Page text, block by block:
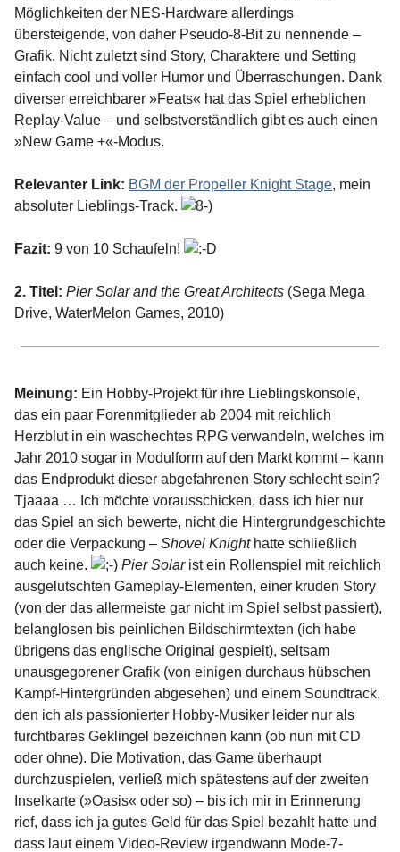
Möglichkeiten der NES-Hardware allerdings
übersteigende, von daher Pseudo-8-Bit zu nennende –
Grafik. Nicht zuletzt sind Story, Charaktere und Setting
einfach cool und voller Humor und Überraschungen. Dank
diverser erreichbarer »Feats« hat das Spiel erheblichen
Replay-Value – und selbstverständlich gibt es auch einen
»New Game +«-Modus.
Relevanter Link: BGM der Propeller Knight Stage, mein
absoluter Lieblings-Track.
Fazit: 9 von 10 Schaufeln!
2. Titel: Pier Solar and the Great Architects (Sega Mega
Drive, WaterMelon Games, 2010)
Meinung: Ein Hobby-Projekt für ihre Lieblingskonsole,
das ein paar Forenmitglieder ab 2004 mit reichlich
Herzblut in ein waschechtes RPG verwandeln, welches im
Jahr 2010 sogar in Modulform auf den Markt kommt – kann
das Endprodukt dieser abgefahrenen Story schlecht sein?
Tjaaaa … Ich möchte vorausschicken, dass ich hier nur
das Spiel an sich bewerte, nicht die Hintergrundgeschichte
oder die Verpackung – Shovel Knighthatte schließlich
auch keine.
Pier Solarist ein Rollenspiel mit reichlich
ausgelutschten Gameplay-Elementen, einer kruden Story
(von der das allermeiste gar nicht im Spiel selbst passiert),
belanglosen bis peinlichen Bildschirmtexten (ich habe
übrigens das englische Original gespielt), seltsam
unausgegorener Grafik (von einigen durchaus hübschen
Kampf-Hintergründen abgesehen) und einem Soundtrack,
den ich als passionierter Hobby-Musiker leider nur als
furchtbares Geklingel bezeichnen kann (ob nun mit CD
oder ohne). Die Motivation, das Game überhaupt
durchzuspielen, verließ mich spätestens auf der zweiten
Inselkarte (»Oasis« oder so) – bis ich mir in Erinnerung
rief, dass ich ja gutes Geld für das Spiel bezahlt hatte und
dass laut einem Video-Review irgendwann Mode-7-